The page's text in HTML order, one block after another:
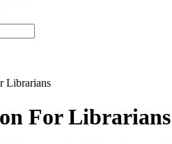
Librarians
For Librarians